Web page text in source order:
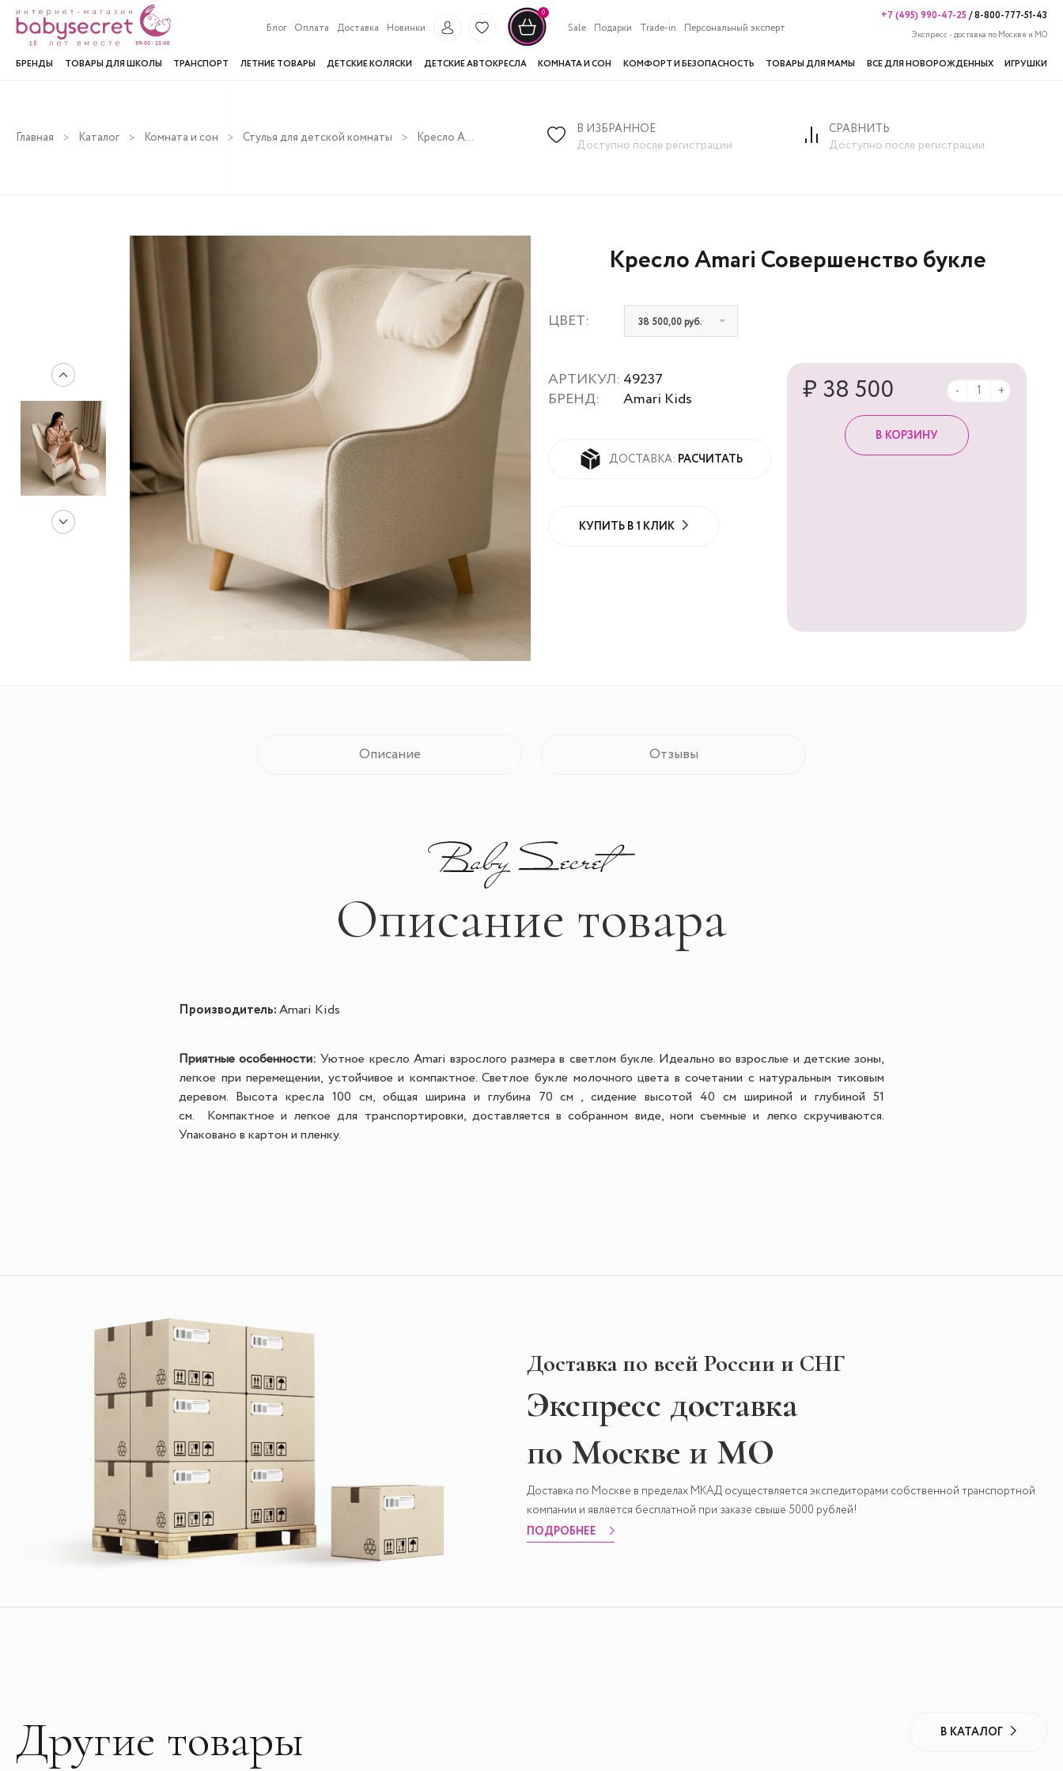
Блог Оплата Доставка Новинки
0
Sale Подарки Trade-in Персональный эксперт
+7 (495) 990-47-25/8-800-777-51-43
Экспресс - доставка по Москве и МО
БРЕНДЫ ТОВАРЫ ДЛЯ ШКОЛЫ ТРАНСПОРТ ЛЕТНИЕ ТОВАРЫ ДЕТСКИЕ КОЛЯСКИ ДЕТСКИЕ АВТОКРЕСЛА КОМНАТА И СОН КОМФОРТ И БЕЗОПАСНОСТЬ ТОВАРЫ ДЛЯ МАМЫ ВСЕ ДЛЯ НОВОРОЖДЕННЫХ ИГРУШКИ
Главная Каталог Комната и сон Стулья для детской комнаты Кресло Amari Совершенство букле
В ИЗБРАННОЕ
Доступно после регистрации
СРАВНИТЬ
Доступно после регистрации
Кресло Amari Совершенство букле
ЦВЕТ: 38 500,00 руб.
АРТИКУЛ:
БРЕНД:
49237
Amari Kids
ДОСТАВКА: РАСЧИТАТЬ
КУПИТЬ В 1 КЛИК
₽ 38 500 - +
Описание Отзывы
Описание товара
Производитель: Amari Kids
Приятные особенности: Уютное кресло Amari взрослого размера в светлом букле. Идеально во взрослые и детские зоны,
легкое при перемещении, устойчивое и компактное. Светлое букле молочного цвета в сочетании с натуральным тиковым
деревом. Высота кресла 100 см, общая ширина и глубина 70 см , сидение высотой 40 см шириной и глубиной 51
см.
Компактное и легкое для транспортировки, доставляется в собранном виде, ноги съемные и легко скручиваются.
Упаковано в картон и пленку.
Доставка по всей России и СНГ
Экспресс доставка
по Москве и МО
Доставка по Москве в пределах МКАД осуществляется экспедиторами собственной транспортной
компании и является бесплатной при заказе свыше 5000 рублей!
ПОДРОБНЕЕ
Другие товары В КАТАЛОГ